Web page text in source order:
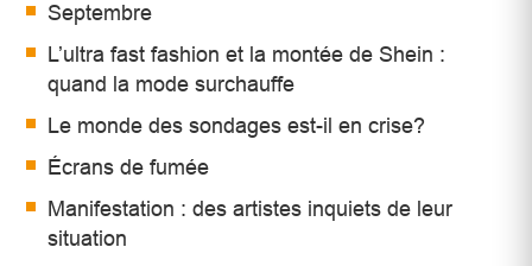
Septembre
L’ultra fast fashion et la montée de Shein :
quand la mode surchauffe
Le monde des sondages est-il en crise?
Écrans de fumée
Manifestation : des artistes inquiets de leur
situation